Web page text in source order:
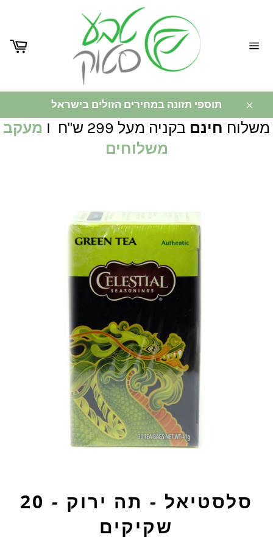
תוספי תזונה במחירים הזולים בישראל
משלוח חינם בקניה מעל 299 ש"ח I
מעקב
משלוחים
סלסטיאל - תה ירוק - 20
שקיקים